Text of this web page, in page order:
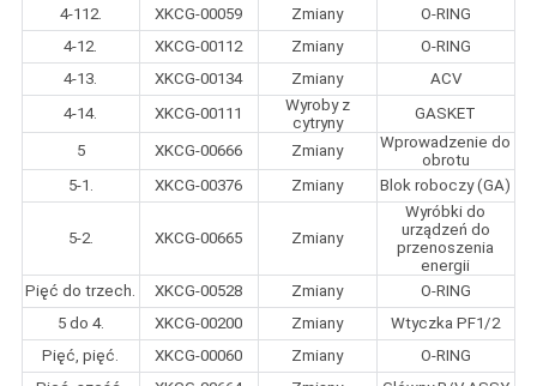
4-112.
XKCG-00059 Zmiany
O-RING
4-12.
XKCG-00112 Zmiany
O-RING
4-13.
XKCG-00134 Zmiany
ACV
4-14.
XKCG-00111
Wyroby z
cytryny
GASKET
5 XKCG-00666 Zmiany
Wprowadzenie do
obrotu
5-1.
XKCG-00376 Zmiany Blok roboczy (GA)
5-2. XKCG-00665 Zmiany
Wyróbki do
urządzeń do
przenoszenia
energii
Pięć do trzech.
XKCG-00528 Zmiany
O-RING
5 do 4.
XKCG-00200 Zmiany
Wtyczka PF1/2
Pięć, pięć.
XKCG-00060 Zmiany
O-RING